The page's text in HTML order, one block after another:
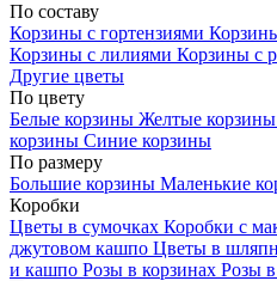
По составу
Корзины с гортензиями
Корзины с лилиями Корзины с
Другие цветы
По цвету
Белые корзины Желтые корзины
корзины Синие корзины
По размеру
Большие корзины Маленькие
Коробки
Цветы в сумочках Коробки с
джутовом кашпо Цветы в
и кашпо Розы в корзинах Розы